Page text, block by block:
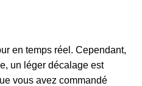
en temps réel. Cependant,
un léger décalage est
vous avez commandé